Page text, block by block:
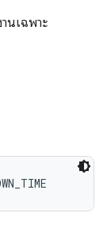
นเฉพาะ